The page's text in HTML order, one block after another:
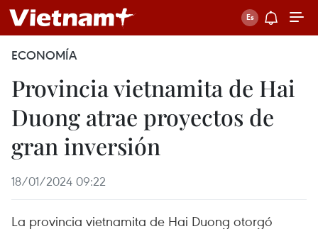
ECONOMÍA
Provincia vietnamita de Hai
Duong atrae proyectos de
gran inversión
18/01/2024 09:22
La provincia vietnamita de Hai Duong otorgó